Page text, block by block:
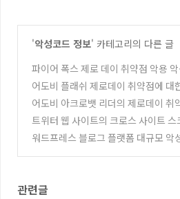
'악성코드 정보' 카테고리의 다른 글
파이어 폭스 제로 데이 취약점 악용
포
(0)
어도비 플래쉬 제로데이 취약점에 대
석
(0)
어도비 아크로뱃 리더의 제로데이 취
악성코드
(0)
트위터 웹 사이트의 크로스 사이트 스
약점 악용 (0)
워드프레스 블로그 플랫폼 대규모 악
관련글